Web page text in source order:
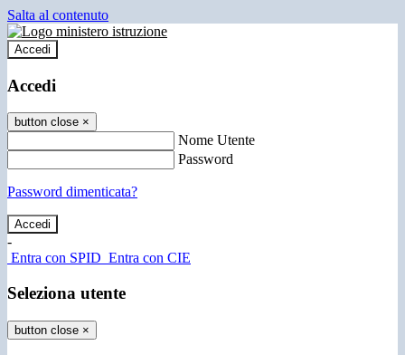
Salta al contenuto
Accedi
Accedi
button close ×
Nome Utente
Password
Password dimenticata?
-
Entra con SPID Entra con CIE
Seleziona utente
button close ×